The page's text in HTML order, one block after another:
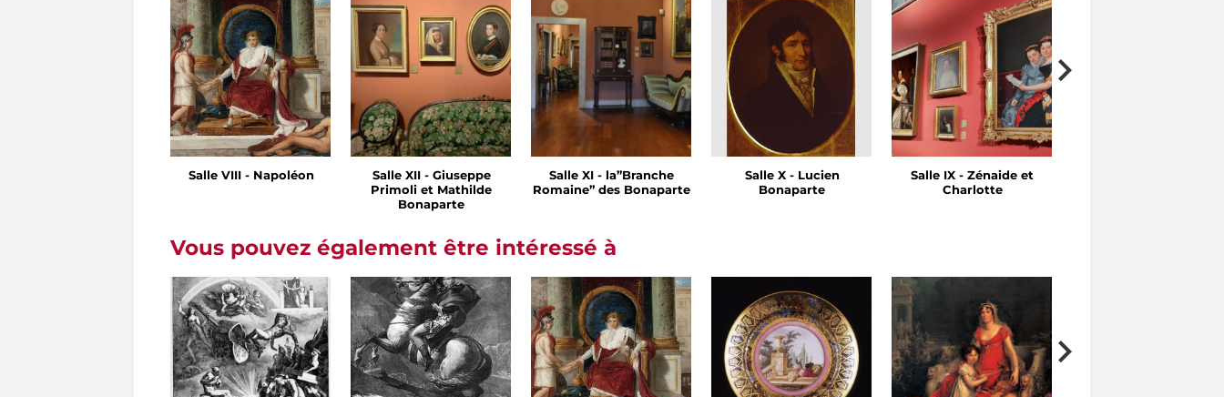
Salle VIII - Napoléon
Salle XII - Giuseppe
Primoli et Mathilde
Bonaparte
Salle XI - la”Branche
Romaine” des Bonaparte
Salle X - Lucien
Bonaparte
Salle IX - Zénaide et
Charlotte
Vous pouvez également être intéressé à